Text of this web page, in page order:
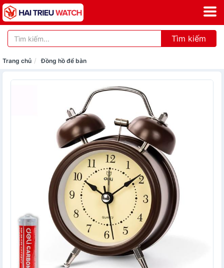
Tìm kiếm
Trang chủ Đồng hồ để bàn